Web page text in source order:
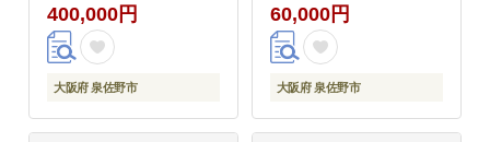
海鮮 野菜 定期便 タオ
ル ティッシュ 後から
カタログギフト あとか
400,000円
大阪府 泉佐野市
海鮮 野菜 定期便 タオ
ル ティッシュ 後から
カタログギフト あとか
60,000円
大阪府 泉佐野市